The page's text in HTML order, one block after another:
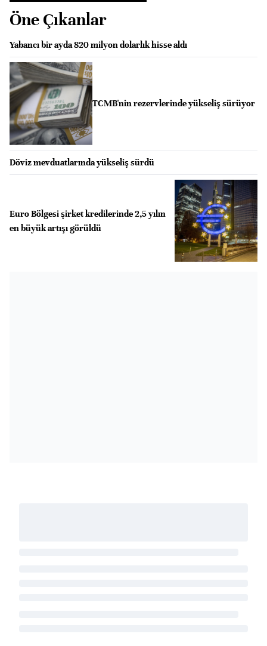
Öne Çıkanlar
Yabancı bir ayda 820 milyon dolarlık hisse aldı
TCMB'nin rezervlerinde yükseliş sürüyor
Döviz mevduatlarında yükseliş sürdü
Euro Bölgesi şirket kredilerinde 2,5 yılın
en büyük artışı görüldü